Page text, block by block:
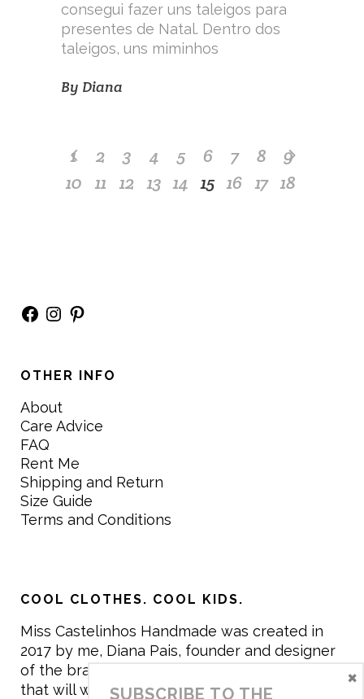
consegui fazer uns taleigos para
presentes de Natal. Dentro dos
taleigos, uns miminhos
By Diana
1 2 3 4 5 6 7 8
9
10 11 12 13 14 15 16 17 18
Facebook
Instagram
Pinterest
OTHER INFO
About
Care Advice
FAQ
Rent Me
Shipping and Return
Size Guide
Terms and Conditions
COOL CLOTHES. COOL KIDS.
Miss Castelinhos Handmade was created in
2017 by me, Diana Pais, founder and designer
of the brand. My mission is to create clothing
that will withstand the daily life of children,
SUBSCRIBE TO THE
×